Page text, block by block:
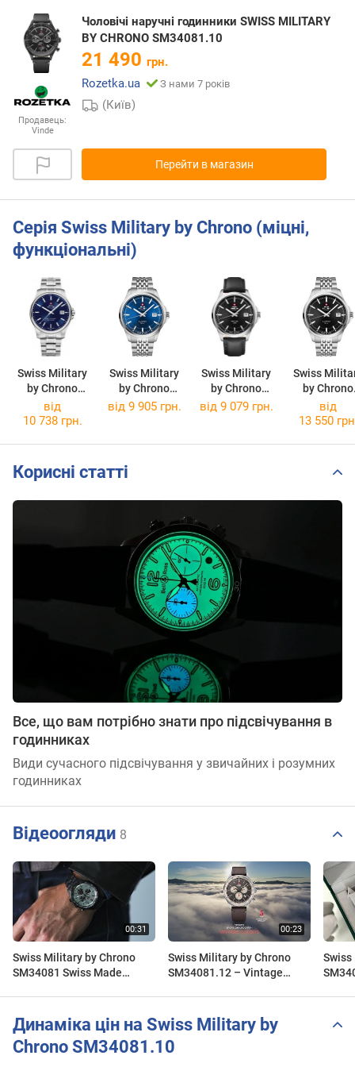
Продавець:
Vinde
Чоловічі наручні годинники SWISS MILITARY
BY CHRONO SM34081.10
21 490 грн.
Rozetka.ua
З нами 7 років
(Київ)
Перейти в магазин
Серія Swiss Military by Chrono (міцні,
функціональні)
Swiss Military
by Chrono
SM30200.03
Swiss Military
by Chrono
SM34104.03
Swiss Military
by Chrono
SM34104.08
Swiss
by Chrono
від
10 738 грн.
від 9 905 грн. від 9 079 грн.
від
13 550
Корисні статті
Все, що вам потрібно знати про підсвічування в
годинниках
Види сучасного підсвічування у звичайних і розумних
годинниках
Відеоогляди 8
Swiss Military by Chrono
SM34081 Swiss Made
Swiss Military by Chrono
SM34081.12 – Vintage
Динаміка цін на Swiss Military by
Chrono SM34081.10